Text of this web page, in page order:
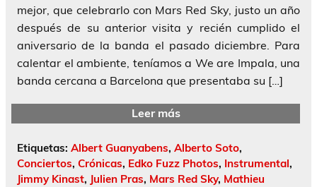
mejor, que celebrarlo con Mars Red Sky, justo un año
después de su anterior visita y recién cumplido el
aniversario de la banda el pasado diciembre. Para
calentar el ambiente, teníamos a We are Impala, una
banda cercana a Barcelona que presentaba su […]
Leer más
Etiquetas: Albert Guanyabens, Alberto Soto,
Conciertos, Crónicas, Edko Fuzz Photos, Instrumental,
Jimmy Kinast, Julien Pras, Mars Red Sky, Mathieu